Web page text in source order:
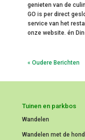
genieten van de
GO is per direct
service van het
onze website. én
« Oudere Berichten
Tuinen en parkbos
Wandelen
Wandelen met de hond